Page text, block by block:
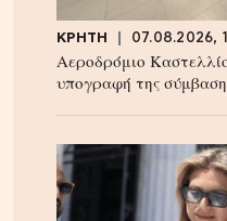
ΚΡΗΤΗ 07.08.2026,
Αεροδρόμιο
υπογραφή της